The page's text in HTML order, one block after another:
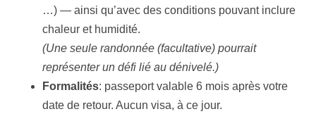
…) — ainsi qu’avec des conditions pouvant inclure
chaleur et humidité.
(Une seule randonnée (facultative) pourrait
représenter un défi lié au dénivelé.)
Formalités: passeport valable 6 mois après votre
date de retour. Aucun visa, à ce jour.